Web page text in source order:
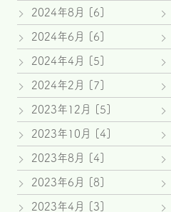
2024年8月 [6]
2024年6月 [6]
2024年4月 [5]
2024年2月 [7]
2023年12月 [5]
2023年10月 [4]
2023年8月 [4]
2023年6月 [8]
2023年4月 [3]